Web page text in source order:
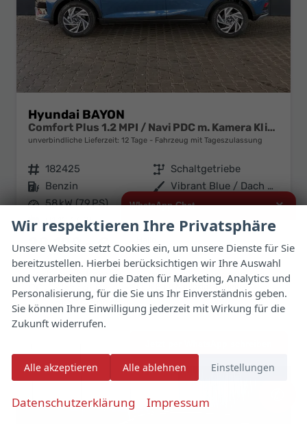
Hyundai BAYON
Comfort Plus 1.2 MPI / Navi PDC m. Kamera Klimaautom./ LED Sitz & Lenkr.Heiz/ Alu16
unverbindliche Lieferzeit: 12 Tage Fahrzeug mit Tageszulassung
Fahrzeugnr. 182425 Getriebe Schaltgetriebe
Kraftstoff Benzin Außenfarbe
Vibrant Blue / Dach Schwarz
Leistung 58 kW (79 PS) Kilometerstand 15 km
01.12.2025
20.100,– € Details Fahrzeug
Verbrauch kombiniert:5,70 l/100km
CO2-Klasse: D
CO 2 -Emissionen: 128,00 g/km
WhatsApp Chat ×
ich interessiere mich für das oben
genannte Fahrzeug und freue mich
über Eure Kontaktaufnahme.
Viele Grüße
Wir respektieren Ihre Privatsphäre
Unsere Website setzt Cookies ein, um unsere Dienste für Sie
bereitzustellen. Hierbei berücksichtigen wir Ihre Auswahl
und verarbeiten nur die Daten für Marketing, Analytics und
Personalisierung, für die Sie uns Ihr Einverständnis geben.
Sie können Ihre Einwilligung jederzeit mit Wirkung für die
Zukunft widerrufen.
Alle akzeptieren Alle ablehnen Einstellungen
Datenschutzerklärung Impressum